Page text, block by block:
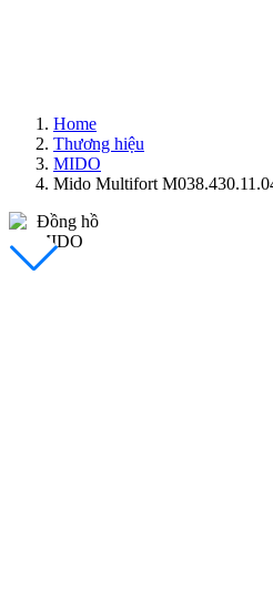
Home
Thương hiệu
MIDO
Mido Multifort
Đồng Hồ Nam